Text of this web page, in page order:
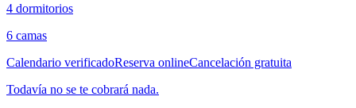
4 dormitorios
6 camas
Calendario verificadoReserva onlineCancelación gratuita
Todavía no se te cobrará nada.